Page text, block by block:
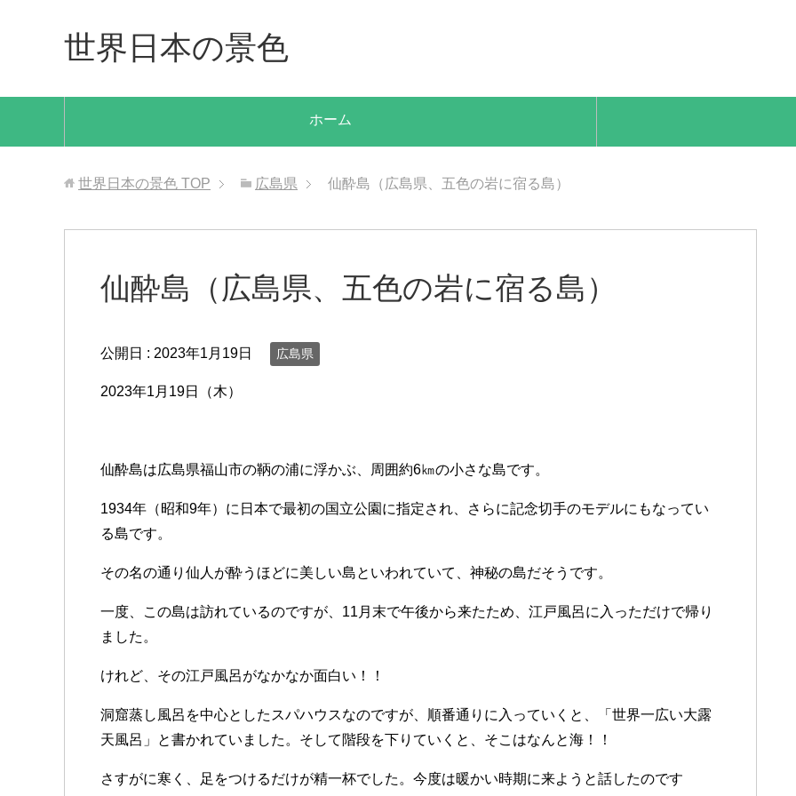
世界日本の景色
ホーム
世界日本の景色 TOP 広島県 仙酔島（広島県、五色の岩に宿る島）
仙酔島（広島県、五色の岩に宿る島）
公開日 : 2023年1月19日 広島県
2023年1月19日（木）
仙酔島は広島県福山市の鞆の浦に浮かぶ、周囲約6㎞の小さな島です。
1934年（昭和9年）に日本で最初の国立公園に指定され、さらに記念切手のモデルにもなってい
る島です。
その名の通り仙人が酔うほどに美しい島といわれていて、神秘の島だそうです。
一度、この島は訪れているのですが、11月末で午後から来たため、江戸風呂に入っただけで帰り
ました。
けれど、その江戸風呂がなかなか面白い！！
洞窟蒸し風呂を中心としたスパハウスなのですが、順番通りに入っていくと、「世界一広い大露
天風呂」と書かれていました。そして階段を下りていくと、そこはなんと海！！
さすがに寒く、足をつけるだけが精一杯でした。今度は暖かい時期に来ようと話したのです